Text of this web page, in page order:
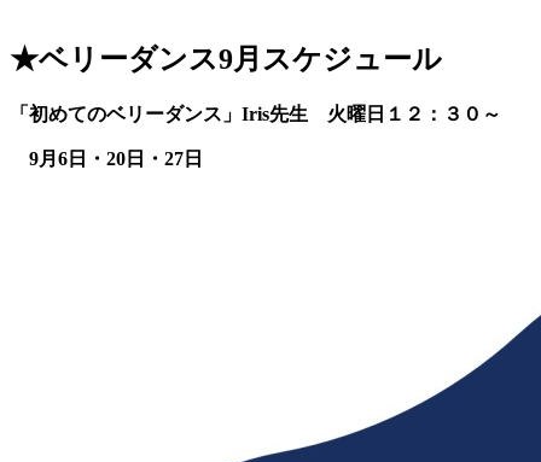
★ベリーダンス9月スケジュール
「初めてのベリーダンス」Iris先生 火曜日１２：３０～
9月6 日・20日・27日